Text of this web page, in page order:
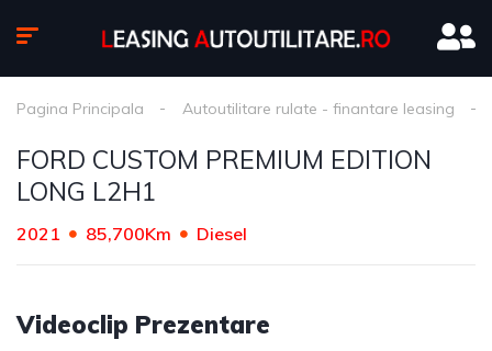
Pagina Principala Autoutilitare rulate - finantare leasing
FORD CUSTOM PREMIUM EDITION
LONG L2H1
2021 85,700Km Diesel
Videoclip Prezentare